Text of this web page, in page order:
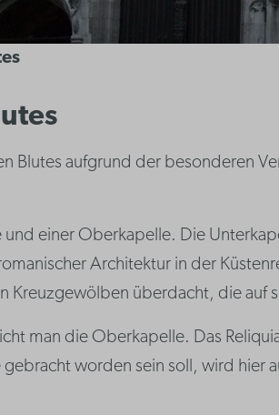
Blutes aufgrund der besonderen
und einer Oberkapelle. Die
Architektur in der
Kreuzgewölben überdacht, die auf
man die Oberkapelle. Das
worden sein soll, wird hier